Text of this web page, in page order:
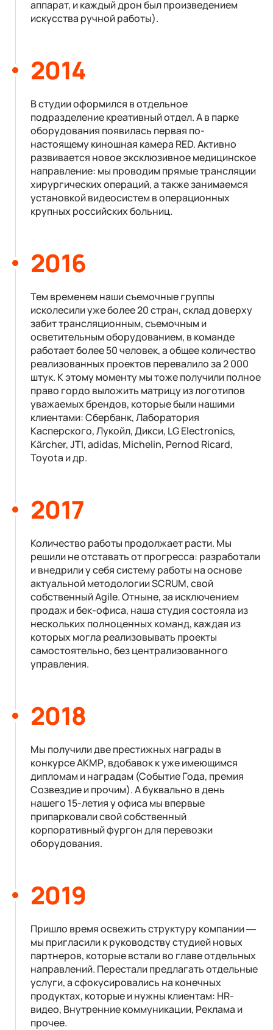
аппарат, и каждый дрон был произведением
искусства ручной работы).
2014
В студии оформился в отдельное
подразделение креативный отдел. А в парке
оборудования появилась первая по-
настоящему киношная камера RED. Активно
развивается новое эксклюзивное медицинское
направление: мы проводим прямые трансляции
хирургических операций, а также занимаемся
установкой видеосистем в операционных
крупных российских больниц.
2016
Тем временем наши съемочные группы
исколесили уже более 20 стран, склад доверху
забит трансляционным, съемочным и
осветительным оборудованием, в команде
работает более 50 человек, а общее количество
реализованных проектов перевалило за 2 000
штук. К этому моменту мы тоже получили полное
право гордо выложить матрицу из логотипов
уважаемых брендов, которые были нашими
клиентами: Сбербанк, Лаборатория
Касперского, Лукойл, Дикси, LG Electronics,
Kärcher, JTI, adidas, Michelin, Pernod Ricard,
Toyota и др.
2017
Количество работы продолжает расти. Мы
решили не отставать от прогресса: разработали
и внедрили у себя систему работы на основе
актуальной методологии SCRUM, свой
собственный Agile. Отныне, за исключением
продаж и бек-офиса, наша студия состояла из
нескольких полноценных команд, каждая из
которых могла реализовывать проекты
самостоятельно, без централизованного
управления.
2018
Мы получили две престижных награды в
конкурсе АКМР, вдобавок к уже имеющимся
дипломам и наградам (Событие Года, премия
Созвездие и прочим). А буквально в день
нашего 15-летия у офиса мы впервые
припарковали свой собственный
корпоративный фургон для перевозки
оборудования.
2019
Пришло время освежить структуру компании —
мы пригласили к руководству студией новых
партнеров, которые встали во главе отдельных
направлений. Перестали предлагать отдельные
услуги, а сфокусировались на конечных
продуктах, которые и нужны клиентам: HR-
видео, Внутренние коммуникации, Реклама и
прочее.